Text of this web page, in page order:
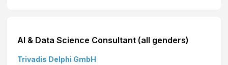
AI & Data Science Consultant (all genders)
Trivadis Delphi GmbH